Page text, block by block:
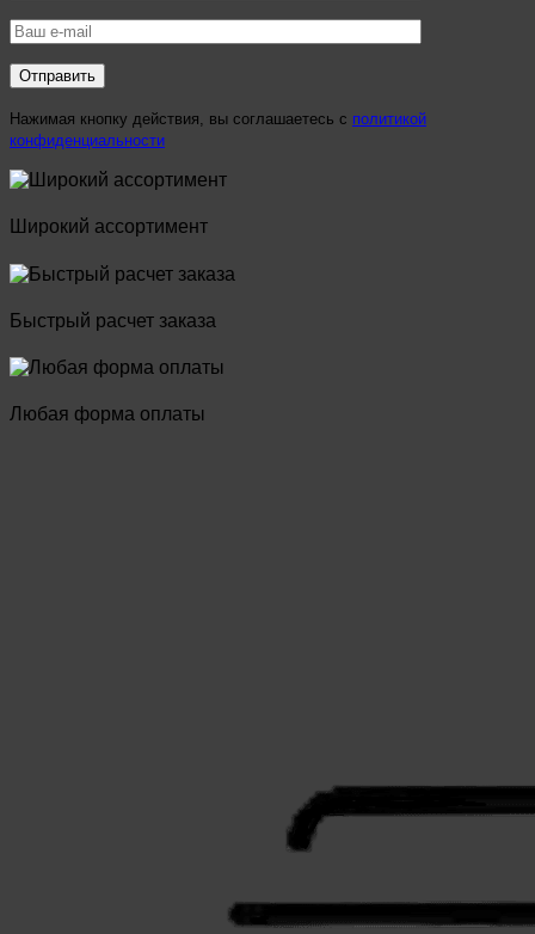
Нажимая кнопку действия, вы соглашаетесь с политикой
конфиденциальности
Широкий ассортимент
Быстрый расчет заказа
Любая форма оплаты